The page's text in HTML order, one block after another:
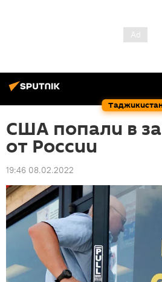
США попали в
от России
19:46 08.02.2022